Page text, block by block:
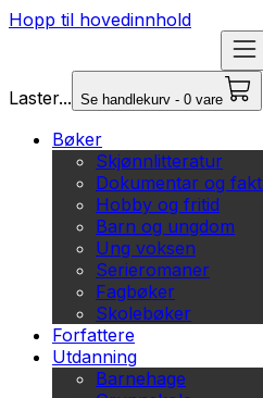
Hopp til hovedinnhold
Laster... Se handlekurv - 0 vare
Bøker
Skjønnlitteratur
Dokumentar og
Hobby og fritid
Barn og ungdom
Ung voksen
Serieromaner
Fagbøker
Skolebøker
Forfattere
Utdanning
Barnehage